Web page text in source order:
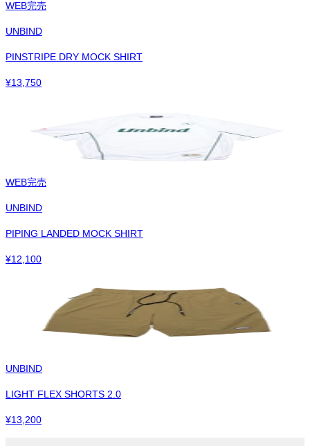
WEB完売
UNBIND
PINSTRIPE DRY MOCK SHIRT
¥13,750
WEB完売
UNBIND
PIPING LANDED MOCK SHIRT
¥12,100
UNBIND
LIGHT FLEX SHORTS 2.0
¥13,200